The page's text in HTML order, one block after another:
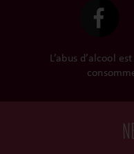
passion avec nous.
L’abus d’alcool